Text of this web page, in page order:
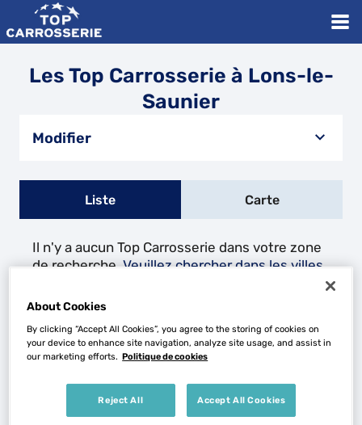
Les Top Carrosserie à Lons-le-
Saunier
Modifier
Liste Carte
Il n'y a aucun Top Carrosserie dans votre zone
de recherche.Veuillez chercher dans les villes
Les Top Carrosserie dans les villes à proximité
Trouver un Top Carrosserie
Lons-le-Saunier
About Cookies
By clicking “Accept All Cookies”, you agree to the storing of cookies on
your device to enhance site navigation, analyze site usage, and assist in
our marketing efforts. Politique de cookies
Reject All Accept All Cookies